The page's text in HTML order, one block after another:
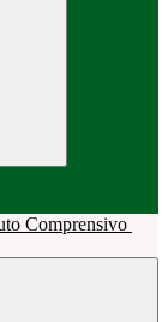
Comprensivo